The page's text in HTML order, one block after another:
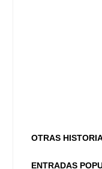
OTRAS
ENTRADAS